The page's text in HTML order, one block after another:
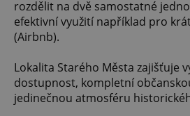
rozdělit na dvě samostatné
efektivní využití například pro
(Airbnb).
Lokalita Starého Města zajišťuje
dostupnost, kompletní
jedinečnou atmosféru